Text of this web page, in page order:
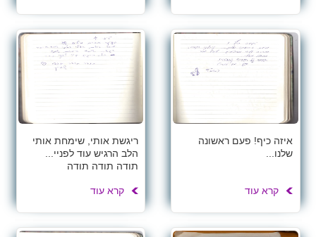
איזה כיף! פעם ראשונה
שלנו...
קרא עוד
ריגשת אותי, שימחת אותי
הלב הרגיש עוד לפניי...
תודה תודה תודה
קרא עוד